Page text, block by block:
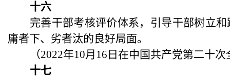
十六
完善干部考核评价体系，引导干部树立
庸者下、劣者汰的良好局面。
（2022年10月16日在中国共产党第二十
十七